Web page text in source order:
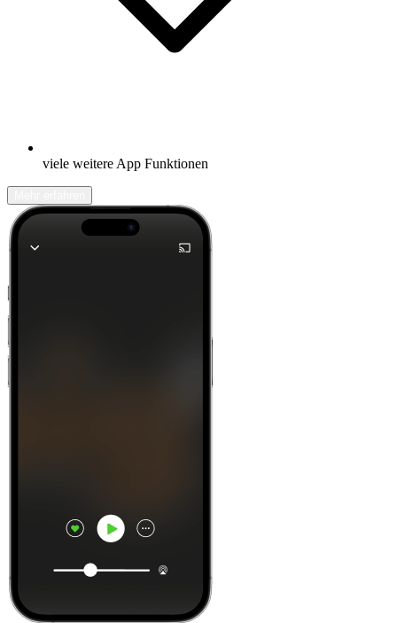
viele weitere App Funktionen